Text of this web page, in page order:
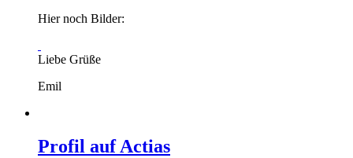
Hier noch Bilder:
Liebe Grüße
Emil
Profil auf Actias